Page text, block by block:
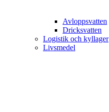
Avloppsvatten
Dricksvatten
Logistik och kyllager
Livsmedel